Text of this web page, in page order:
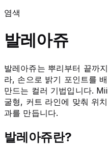
염색
발레아쥬
발레아쥬는 뿌리부터 끝까
라, 손으로 밝기 포인트를
만드는 컬러 기법입니다.
굴형, 커트 라인에 맞춰 위
과를 만듭니다.
발레아쥬란?